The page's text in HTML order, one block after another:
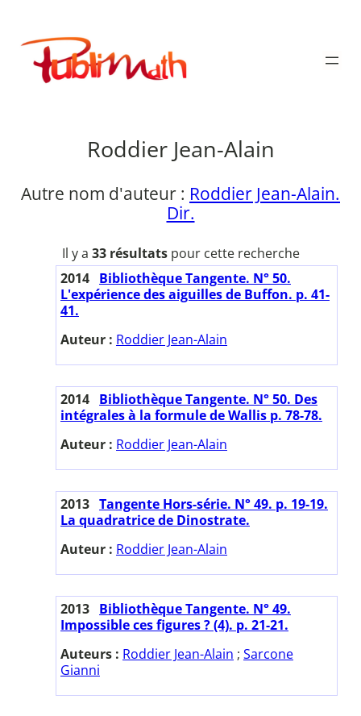
contenu
Publimath
Roddier Jean-Alain
Autre nom d'auteur : Roddier Jean-Alain.
Dir.
Il y a 33 résultatspour cette recherche
2014 Bibliothèque Tangente. N° 50.
L'expérience des aiguilles de Buffon. p. 41-
41.
Auteur : Roddier Jean-Alain
2014 Bibliothèque Tangente. N° 50. Des
intégrales à la formule de Wallis p. 78-78.
Auteur : Roddier Jean-Alain
2013 Tangente Hors-série. N° 49. p. 19-19.
La quadratrice de Dinostrate.
Auteur : Roddier Jean-Alain
2013 Bibliothèque Tangente. N° 49.
Impossible ces figures ? (4). p. 21-21.
Auteurs : Roddier Jean-Alain ; Sarcone
Gianni